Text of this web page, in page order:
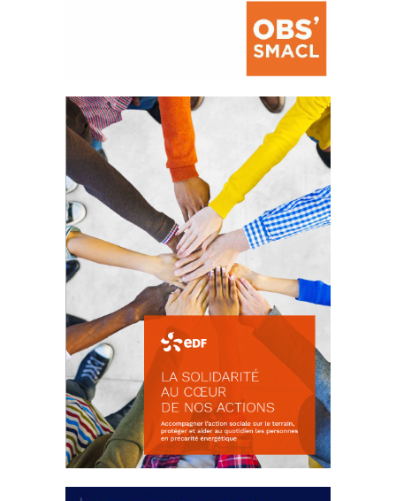
La prévention des conflits
d’intérêts
18 septembre 2023
FEUILLETER